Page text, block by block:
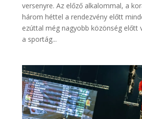
versenyre. Az előző alkalommal, a
három héttel a rendezvény előtt
ezúttal még nagyobb közönség előtt
a sportág...